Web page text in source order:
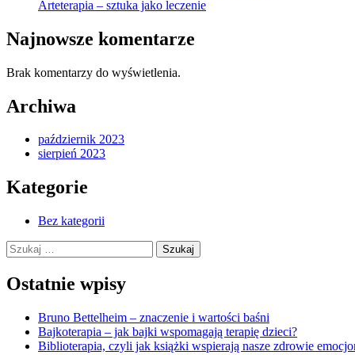
Arteterapia – sztuka jako leczenie
Najnowsze komentarze
Brak komentarzy do wyświetlenia.
Archiwa
październik 2023
sierpień 2023
Kategorie
Bez kategorii
Szukaj:
Ostatnie wpisy
Bruno Bettelheim – znaczenie i wartości baśni
Bajkoterapia – jak bajki wspomagają terapię dzieci?
Biblioterapia, czyli jak książki wspierają nasze zdrowie